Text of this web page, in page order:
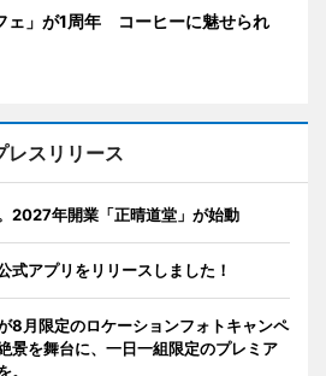
ェ」が1周年 コーヒーに魅せられ
レスリリース
2027年開業「正晴道堂」が始動
式アプリをリリースしました！
8月限定のロケーションフォトキャンペ
景を舞台に、一日一組限定のプレミア
。